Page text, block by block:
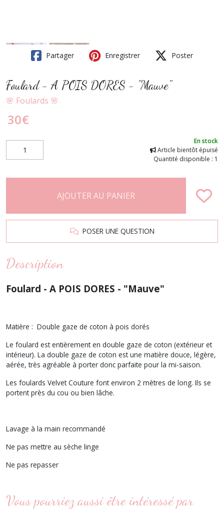
Partager Enregistrer Poster
Foulard - A POIS DORES - "Mauve"
🌸 Foulards 🌸
30€
En stock
Article bientôt épuisé
Quantité disponible : 1
AJOUTER AU PANIER
POSER UNE QUESTION
Description
Foulard - A POIS DORES - "Mauve"
Matière : Double gaze de coton à pois dorés
Le foulard est entièrement en double gaze de coton (extérieur et
intérieur). La double gaze de coton est une matière douce, légère,
aérée, très agréable à porter donc parfaite pour la mi-saison.
Les foulards Velvet Couture font environ 2 mètres de long. Ils se
portent près du cou ou bien lâche.
Lavage à la main recommandé
Ne pas mettre au sèche linge
Ne pas repasser
Vous pourriez aussi être intéressé par